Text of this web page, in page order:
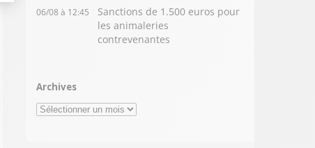
06/08 à 12:45
Sanctions de 1.500 euros pour
les animaleries
contrevenantes
Archives
Archives